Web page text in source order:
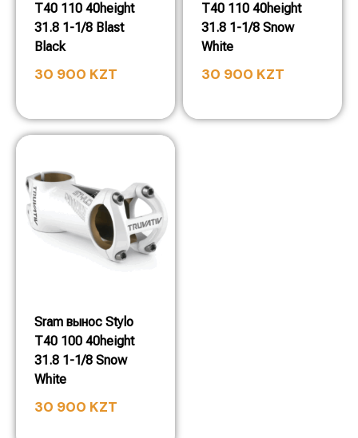
T40 110 40height
31.8 1-1/8 Blast
Black
30 900 KZT
T40 110 40height
31.8 1-1/8 Snow
White
30 900 KZT
Sram вынос Stylo
T40 100 40height
31.8 1-1/8 Snow
White
30 900 KZT